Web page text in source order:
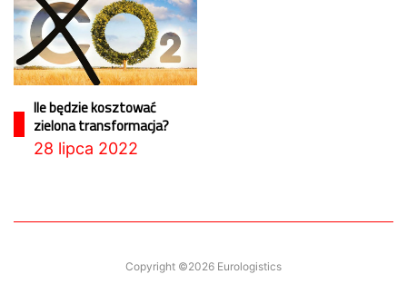
Ile będzie kosztować
zielona transformacja?
28 lipca 2022
Copyright ©2026 Eurologistics